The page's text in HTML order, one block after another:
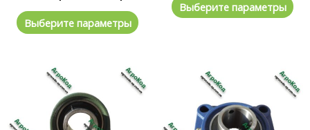
Выберите параметры
Выберите параметры
товар
несколько